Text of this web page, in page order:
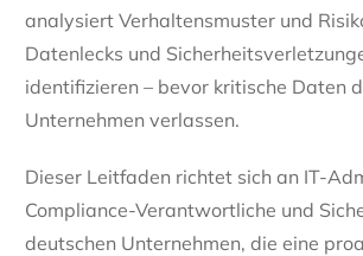
analysiert Verhaltensmuster und
Datenlecks und
identifizieren – bevor kritische Daten
Unternehmen verlassen.
Dieser Leitfaden richtet sich an IT-
Compliance-Verantwortliche und
deutschen Unternehmen, die eine